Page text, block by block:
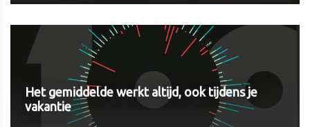
Het gemiddelde werkt altijd, ook tijdens je
vakantie